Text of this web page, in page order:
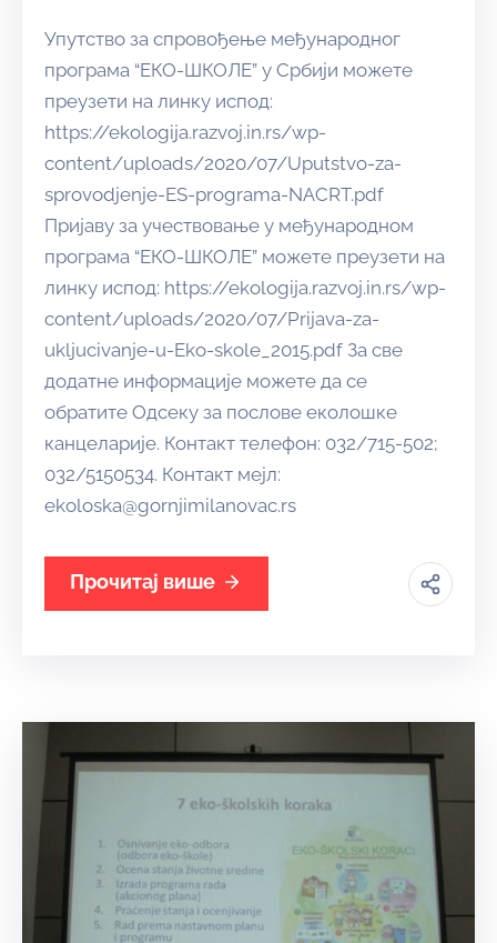
Упутство за спровођење међународног
програма “ЕКО-ШКОЛЕ” у Србији можете
преузети на линку испод:
https://ekologija.razvoj.in.rs/wp-
content/uploads/2020/07/Uputstvo-za-
sprovodjenje-ES-programa-NACRT.pdf
Пријаву за учествовање у међународном
програма “ЕКО-ШКОЛЕ” можете преузети на
линку испод: https://ekologija.razvoj.in.rs/wp-
content/uploads/2020/07/Prijava-za-
ukljucivanje-u-Eko-skole_2015.pdf За све
додатне информације можете да се
обратите Одсеку за послове еколошке
канцеларије. Контакт телефон: 032/715-502;
032/5150534. Контакт мејл:
еkoloska@gornjimilanovac.rs
Прочитај више